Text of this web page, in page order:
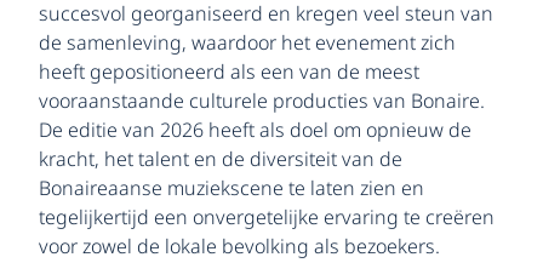
succesvol georganiseerd en kregen veel steun van
de samenleving, waardoor het evenement zich
heeft gepositioneerd als een van de meest
vooraanstaande culturele producties van Bonaire.
De editie van 2026 heeft als doel om opnieuw de
kracht, het talent en de diversiteit van de
Bonaireaanse muziekscene te laten zien en
tegelijkertijd een onvergetelijke ervaring te creëren
voor zowel de lokale bevolking als bezoekers.